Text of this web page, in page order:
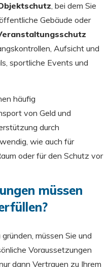
, bei dem Sie
Gebäude oder
Aufsicht und
sportliche Events und
häufig
von Geld und
durch
wie auch für
oder für den Schutz vor
müssen
müssen Sie und
Voraussetzungen
dann Vertrauen zu Ihrem